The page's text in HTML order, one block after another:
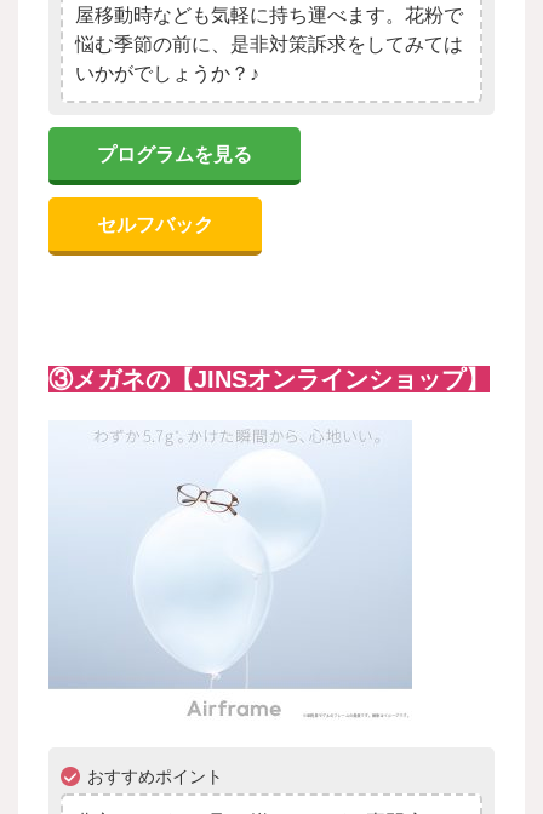
屋移動時なども気軽に持ち運べます。花粉で
悩む季節の前に、是非対策訴求をしてみては
いかがでしょうか？♪
プログラムを見る
セルフバック
③メガネの【JINSオンラインショップ】
おすすめポイント